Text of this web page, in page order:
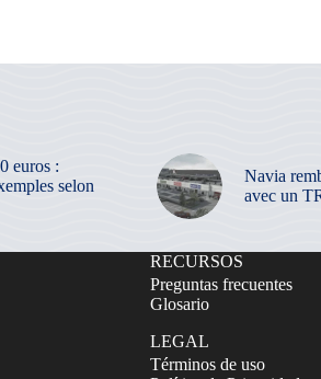
euros :
selon
Navia
avec un
RECURSOS
Preguntas frecuentes
Glosario
LEGAL
Términos de uso